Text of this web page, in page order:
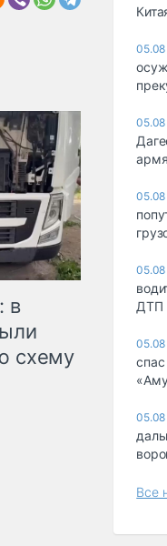
в
схему
05.08
05.08
05.08
05.08
ДТП
05.08
05.08
Все